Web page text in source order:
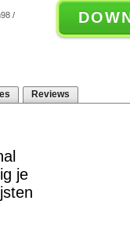
/
Reviews
je